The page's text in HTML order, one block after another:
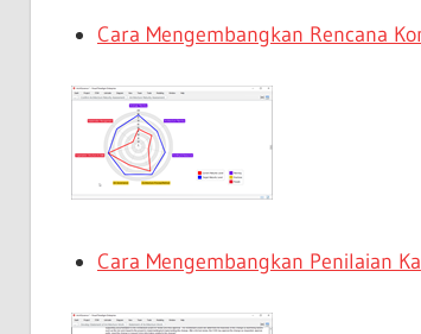
Cara Mengembangkan Rencana
Cara Mengembangkan Penilaian